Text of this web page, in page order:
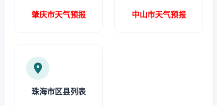
肇庆市天气预报 中山市天气预报
珠海市区县列表